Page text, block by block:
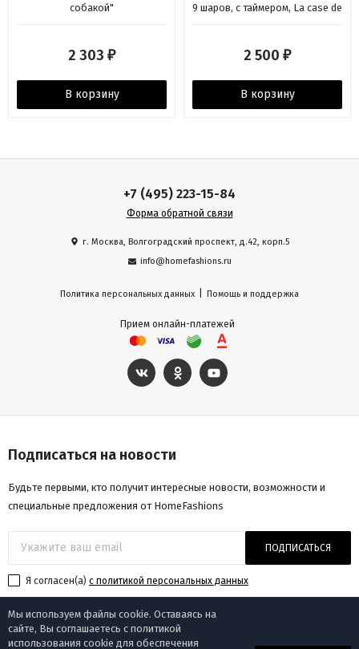
собакой"
2 303 ₽
В корзину
9 шаров, с таймером, La case de
2 500 ₽
В корзину
+7 (495) 223-15-84
Форма обратной связи
г. Москва, Волгоградский проспект, д.42, корп.5
info@homefashions.ru
Политика персональных данных Помощь и поддержка
Прием онлайн-платежей
Подписаться на новости
Будьте первыми, кто получит интересные новости, возможности и
специальные предложения от HomeFashions
ПОДПИСАТЬСЯ
Я согласен(a) с политикой персональных данных
Мы используем файлы cookie. Оставаясь на
сайте, Вы соглашаетесь с политикой
использования cookie для обеспечения